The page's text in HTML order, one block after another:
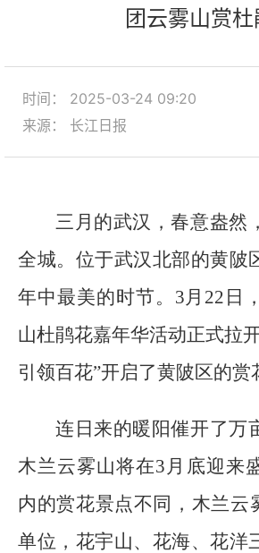
团云雾山赏杜
时间： 2025-03-24 09:20
来源： 长江日报
三月的武汉，春意盎然
全城。位于武汉北部的黄陂
年中最美的时节。3月22日
山杜鹃花嘉年华活动正式拉
引领百花”开启了黄陂区的赏
连日来的暖阳催开了万
木兰云雾山将在3月底迎来
内的赏花景点不同，木兰云
单位，花宇山、花海、花洋